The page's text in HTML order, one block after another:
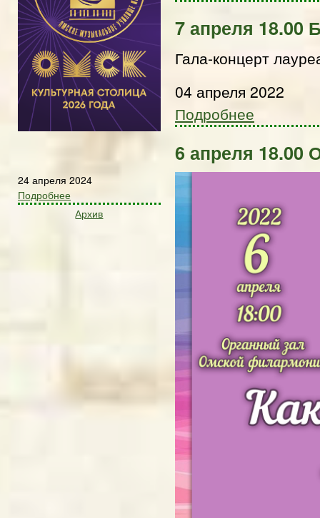
24 апреля 2024
Подробнее
Архив
7 апреля 18.00
Гала-концерт
04 апреля 2022
Подробнее
6 апреля 18.00